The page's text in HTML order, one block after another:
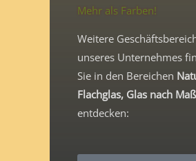
Mehr als Farben!
Weitere
unseres Unternehmes
Sie in den Bereichen
Flachglas, Glas nach Maß
entdecken: